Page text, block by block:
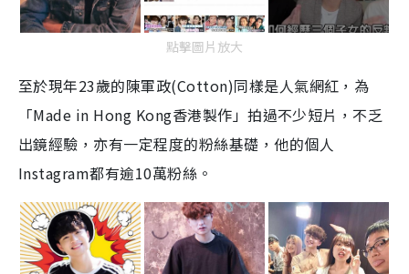
點擊圖片放大
至於現年23歲的陳軍政(Cotton)同樣是人氣網紅，為
「Made in Hong Kong香港製作」拍過不少短片，不乏
出鏡經驗，亦有一定程度的粉絲基礎，他的個人
Instagram都有逾10萬粉絲。